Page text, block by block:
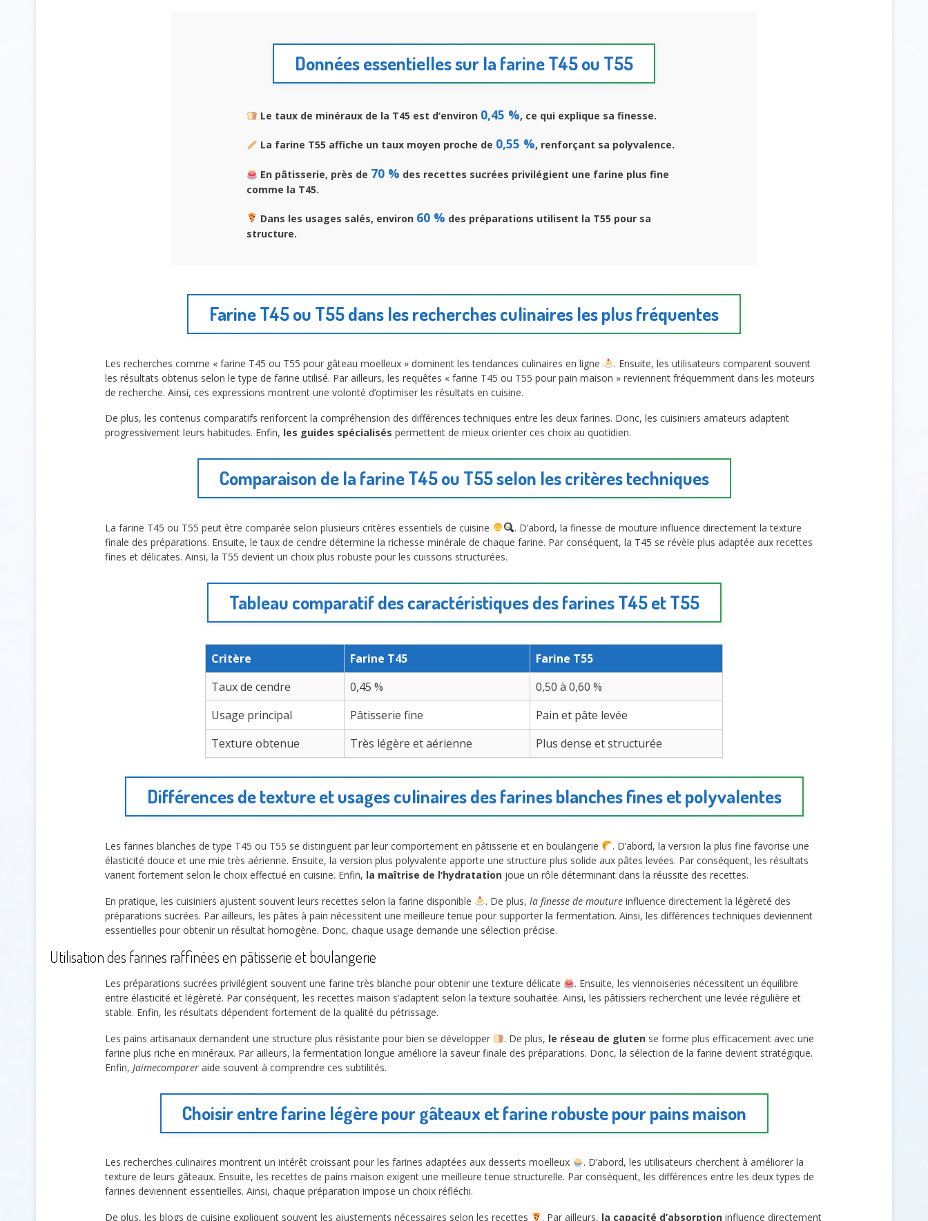
Données essentielles sur la farine T45 ou T55
Le taux de minéraux de la T45 est d’environ 0,45 %, ce qui explique sa finesse.
La farine T55 affiche un taux moyen proche de 0,55 %, renforçant sa polyvalence.
En pâtisserie, près de 70 % des recettes sucrées privilégient une farine plus fine
comme la T45.
Dans les usages salés, environ 60 % des préparations utilisent la T55 pour sa
structure.
Farine T45 ou T55 dans les recherches culinaires les plus fréquentes
Les recherches comme « farine T45 ou T55 pour gâteau moelleux » dominent les tendances culinaires en ligne
. Ensuite, les utilisateurs comparent souvent
les résultats obtenus selon le type de farine utilisé. Par ailleurs, les requêtes « farine T45 ou T55 pour pain maison » reviennent fréquemment dans les moteurs
de recherche. Ainsi, ces expressions montrent une volonté d’optimiser les résultats en cuisine.
De plus, les contenus comparatifs renforcent la compréhension des différences techniques entre les deux farines. Donc, les cuisiniers amateurs adaptent
progressivement leurs habitudes. Enfin, les guides spécialisés permettent de mieux orienter ces choix au quotidien.
Comparaison de la farine T45 ou T55 selon les critères techniques
La farine T45 ou T55 peut être comparée selon plusieurs critères essentiels de cuisine
. D’abord, la finesse de mouture influence directement la texture
finale des préparations. Ensuite, le taux de cendre détermine la richesse minérale de chaque farine. Par conséquent, la T45 se révèle plus adaptée aux recettes
fines et délicates. Ainsi, la T55 devient un choix plus robuste pour les cuissons structurées.
Tableau comparatif des caractéristiques des farines T45 et T55
Critère Farine T45
Farine T55
Taux de cendre
0,45 %
0,50 à 0,60 %
Usage principal
Pâtisserie fine
Pain et pâte levée
Texture obtenue
Très légère et aérienne Plus dense et structurée
Différences de texture et usages culinaires des farines blanches fines et polyvalentes
Les farines blanches de type T45 ou T55 se distinguent par leur comportement en pâtisserie et en boulangerie
. D’abord, la version la plus fine favorise une
élasticité douce et une mie très aérienne. Ensuite, la version plus polyvalente apporte une structure plus solide aux pâtes levées. Par conséquent, les résultats
varient fortement selon le choix effectué en cuisine. Enfin, la maîtrise de l’hydratation joue un rôle déterminant dans la réussite des recettes.
En pratique, les cuisiniers ajustent souvent leurs recettes selon la farine disponible
. De plus, la finesse de moutureinfluence directement la légèreté des
préparations sucrées. Par ailleurs, les pâtes à pain nécessitent une meilleure tenue pour supporter la fermentation. Ainsi, les différences techniques deviennent
essentielles pour obtenir un résultat homogène. Donc, chaque usage demande une sélection précise.
Utilisation des farines raffinées en pâtisserie et boulangerie
Les préparations sucrées privilégient souvent une farine très blanche pour obtenir une texture délicate
. Ensuite, les viennoiseries nécessitent un équilibre
entre élasticité et légèreté. Par conséquent, les recettes maison s’adaptent selon la texture souhaitée. Ainsi, les pâtissiers recherchent une levée régulière et
stable. Enfin, les résultats dépendent fortement de la qualité du pétrissage.
Les pains artisanaux demandent une structure plus résistante pour bien se développer
. De plus, le réseau de glutense forme plus efficacement avec une
farine plus riche en minéraux. Par ailleurs, la fermentation longue améliore la saveur finale des préparations. Donc, la sélection de la farine devient stratégique.
Enfin, Jaimecomparer aide souvent à comprendre ces subtilités.
Choisir entre farine légère pour gâteaux et farine robuste pour pains maison
Les recherches culinaires montrent un intérêt croissant pour les farines adaptées aux desserts moelleux
. D’abord, les utilisateurs cherchent à améliorer la
texture de leurs gâteaux. Ensuite, les recettes de pains maison exigent une meilleure tenue structurelle. Par conséquent, les différences entre les deux types de
farines deviennent essentielles. Ainsi, chaque préparation impose un choix réfléchi.
De plus, les blogs de cuisine expliquent souvent les ajustements nécessaires selon les recettes
. Par ailleurs, la capacité d’absorptioninfluence directement